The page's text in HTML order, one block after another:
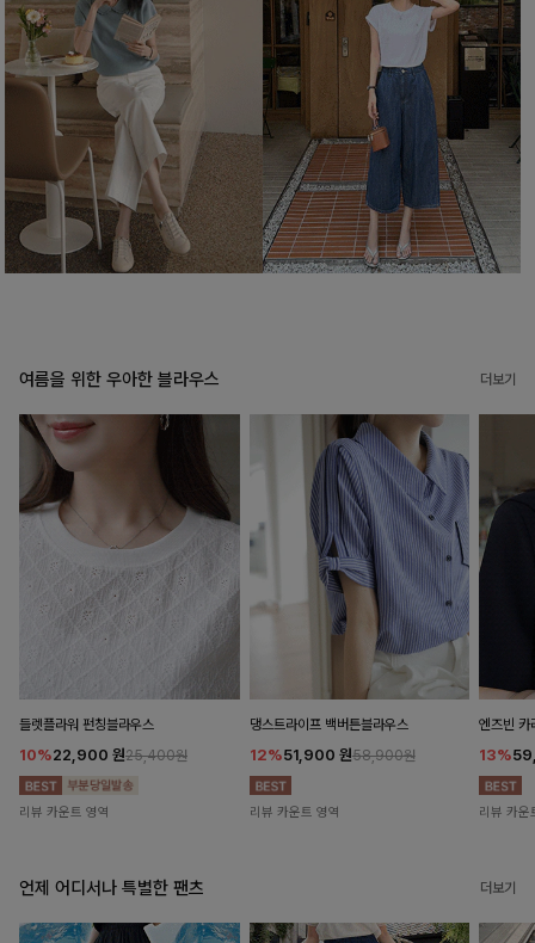
여름을 위한 우아한 블라우스 더보기
들렛플라워 펀칭블라우스
10%22,900 원25,400원
리뷰 카운트 영역
댕스트라이프 백버튼블라우스
12%51,900 원58,900원
리뷰 카운트 영역
엔즈빈
13%
리뷰 카운
언제 어디서나 특별한 팬츠 더보기